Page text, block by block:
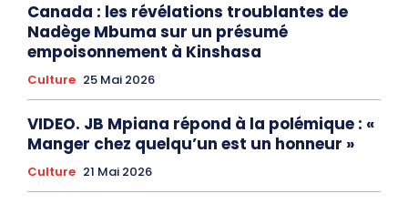
Canada : les révélations troublantes de
Nadège Mbuma sur un présumé
empoisonnement à Kinshasa
Culture 25 Mai 2026
VIDEO. JB Mpiana répond à la polémique : «
Manger chez quelqu’un est un honneur »
Culture 21 Mai 2026